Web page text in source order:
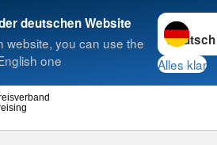
deutschen Website
website, you can use the
one
Sprache
Alles klar
Suche